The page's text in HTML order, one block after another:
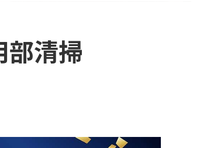
部清掃